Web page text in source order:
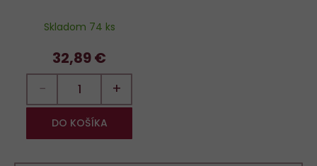
Skladom 74 ks
32,89 €
− +
DO KOŠÍKA